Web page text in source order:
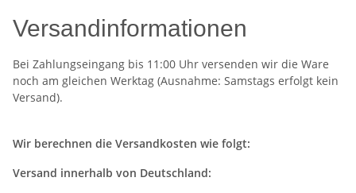
Versandinformationen
Bei Zahlungseingang bis 11:00 Uhr versenden wir die Ware
noch am gleichen Werktag (Ausnahme: Samstags erfolgt kein
Versand).
Wir berechnen die Versandkosten wie folgt:
Versand innerhalb von Deutschland: